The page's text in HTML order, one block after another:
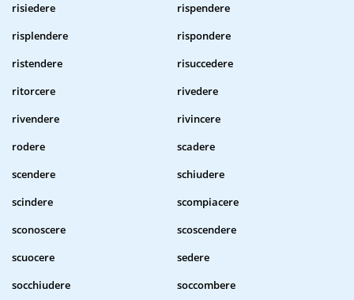
risiedere
rispendere
risplendere
rispondere
ristendere
risuccedere
ritorcere
rivedere
rivendere
rivincere
rodere
scadere
scendere
schiudere
scindere
scompiacere
sconoscere
scoscendere
scuocere
sedere
socchiudere
soccombere